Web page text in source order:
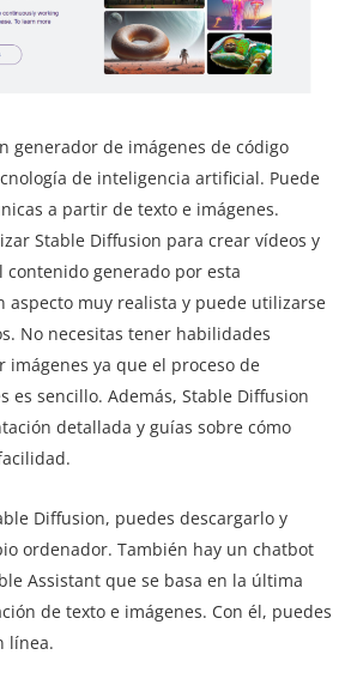
generador de imágenes de código
de inteligencia artificial. Puede
a partir de texto e imágenes.
Stable Diffusion para crear vídeos y
contenido generado por esta
aspecto muy realista y puede utilizarse
No necesitas tener habilidades
imágenes ya que el proceso de
es sencillo. Además, Stable Diffusion
detallada y guías sobre cómo
Diffusion, puedes descargarlo y
ordenador. También hay un chatbot
Assistant que se basa en la última
de texto e imágenes. Con él, puedes
línea.